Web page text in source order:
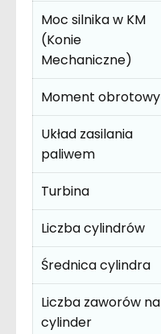
Moc silnika w KM
(Konie
Mechaniczne)
Moment obrotowy
Układ zasilania
paliwem
Turbina
Liczba cylindrów
Średnica cylindra
Liczba zaworów na
cylinder